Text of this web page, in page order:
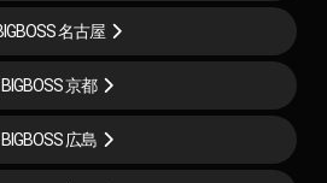
名古屋
BIGBOSS 京都
BIGBOSS 広島